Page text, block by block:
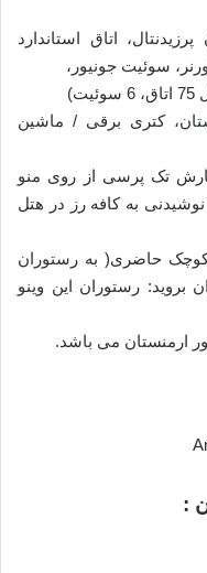
اتاق استاندارد
سوئیت جونیور،
کتری برقی / ماشین
تک پرسی از روی منو
به کافه رز در هتل
کوچک حاضری( به رستوران
بروید: رستوران این وینو
ارمنستان می باشد.
: